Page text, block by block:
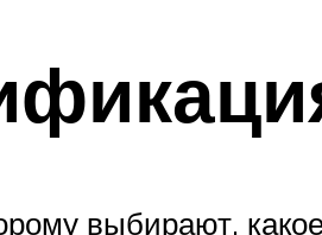
выбирают,